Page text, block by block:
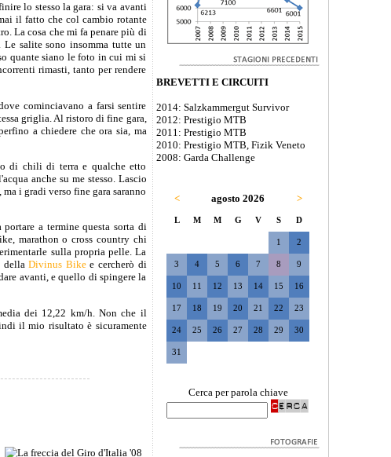
lo stesso la gara: si va avanti
il fatto che col cambio rotante
La cosa che mi fa penare più di
salite sono insomma tutte un
quante siano le foto in cui mi si
rimasti, tanto per rendere
cominciavano a farsi sentire
griglia. Al ristoro di fine gara,
a chiedere che ora sia, ma
di chili di terra e qualche etto
anche su me stesso. Lascio
i gradi verso fine gara saranno
a termine questa sorta di
marathon o cross country chi
sulla propria pelle. La
dellaDivinus Bikee cercherò di
avanti, e quello di spingere la
dei 12,22 km/h. Non che il
il mio risultato è sicuramente
BREVETTI E CIRCUITI
2014: Salzkammergut Survivor
2012: Prestigio MTB
2011: Prestigio MTB
2010: Prestigio MTB, Fizik Veneto
2008: Garda Challenge
< agosto 2026 >
L M M G V S D
1 2
3 4 5 6 7 8 9
10 11 12 13 14 15 16
17 18 19 20 21 22 23
24 25 26 27 28 29 30
31
Cerca per parola chiave